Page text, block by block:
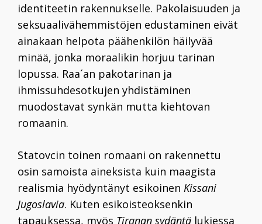
identiteetin rakennukselle. Pakolaisuuden ja
seksuaalivähemmistöjen edustaminen eivät
ainakaan helpota päähenkilön häilyvää
minää, jonka moraalikin horjuu tarinan
lopussa. Raa´an pakotarinan ja
ihmissuhdesotkujen yhdistäminen
muodostavat synkän mutta kiehtovan
romaanin.
Statovcin toinen romaani on rakennettu
osin samoista aineksista kuin maagista
realismia hyödyntänyt esikoinen Kissani
Jugoslavia. Kuten esikoisteoksenkin
tapauksessa, myös Tiranan sydäntä lukiessa